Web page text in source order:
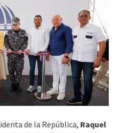
de la República, Raquel